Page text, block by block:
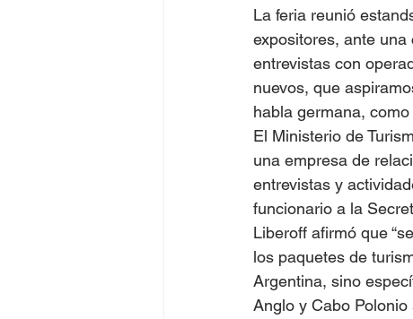
La feria reunió
expositores, ante una
entrevistas con
nuevos, que
habla germana,
El Ministerio de
una empresa de
entrevistas y
funcionario a la
Liberoff afirmó que
los paquetes de
Argentina, sino
Anglo y Cabo